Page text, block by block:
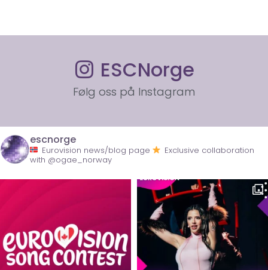
ESCNorge
Følg oss på Instagram
escnorge
Eurovision news/blog page
Exclusive collaboration
with @ogae_norway